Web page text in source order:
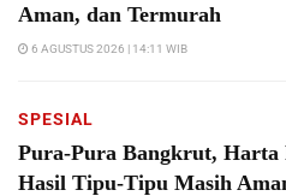
Aman, dan Termurah
6 AGUSTUS 2026 | 14:11 WIB
SPESIAL
Pura-Pura Bangkrut, Harta
Hasil Tipu-Tipu Masih